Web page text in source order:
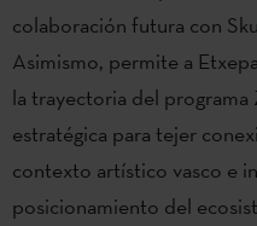
colaboración futura con
Asimismo, permite a
la trayectoria del
estratégica para tejer
contexto artístico vasco e
posicionamiento del